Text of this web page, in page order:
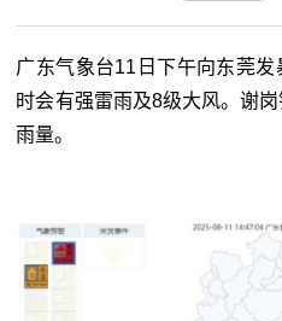
广东气象台11日下午向东莞
时会有强雷雨及8级大风。谢
雨量。